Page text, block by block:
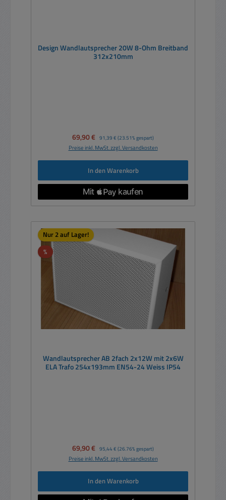
Design Wandlautsprecher 20W 8-Ohm Breitband
312x210mm
Verkaufspreis:
69,90 € Regulärer Preis:
91,39 € (23.51% gespart)
Preise inkl. MwSt. zzgl. Versandkosten
In den Warenkorb
Nur 2 auf Lager!
%Rabatt
Wandlautsprecher AB 2fach 2x12W mit 2x6W
ELA Trafo 254x193mm EN54-24 Weiss IP54
Verkaufspreis:
69,90 € Regulärer Preis:
95,44 € (26.76% gespart)
Preise inkl. MwSt. zzgl. Versandkosten
In den Warenkorb